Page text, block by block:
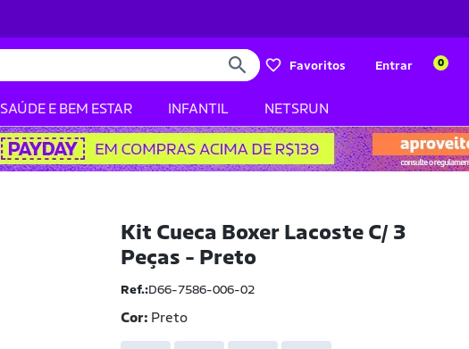
Favoritos Entrar 0
SAÚDE E BEM ESTAR INFANTIL NETSRUN
Kit Cueca Boxer Lacoste C/ 3
Peças - Preto
Ref.:D66-7586-006-02
Cor: Preto